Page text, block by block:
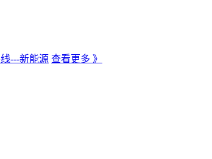
---新能源 查看更多 》